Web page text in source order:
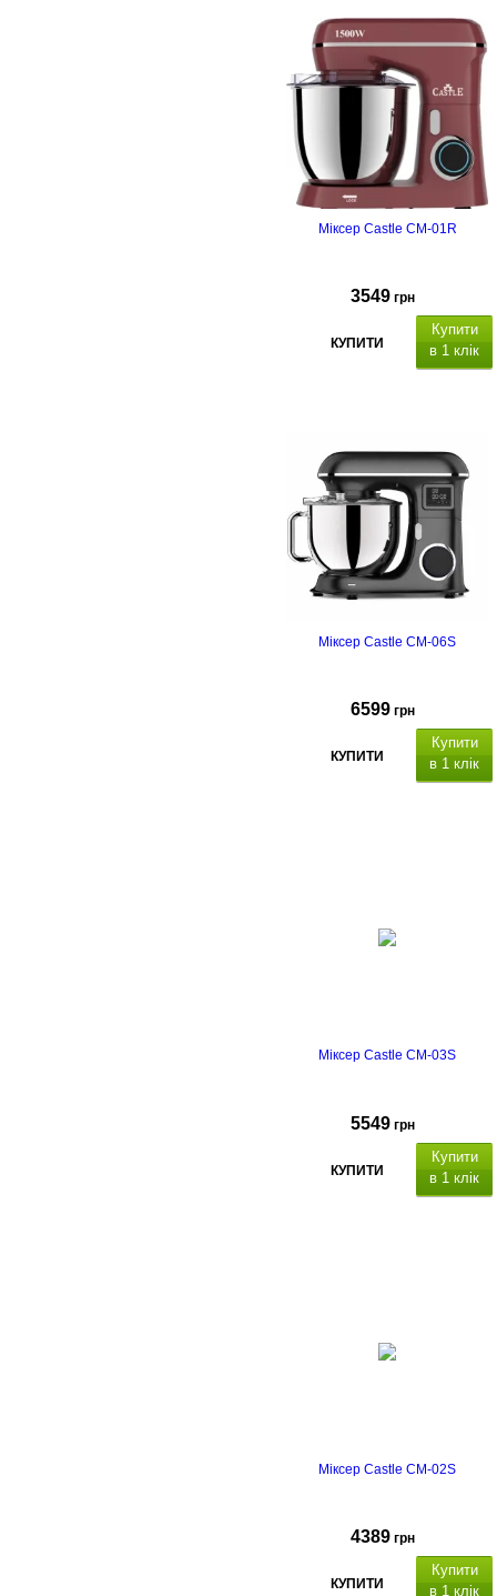
Міксер Castle CM-01R
3549 грн
КУПИТИ
Купити
в 1 клік
Міксер Castle CM-06S
6599 грн
КУПИТИ
Купити
в 1 клік
Міксер Castle CM-03S
5549 грн
КУПИТИ
Купити
в 1 клік
Міксер Castle CM-02S
4389 грн
КУПИТИ
Купити
в 1 клік